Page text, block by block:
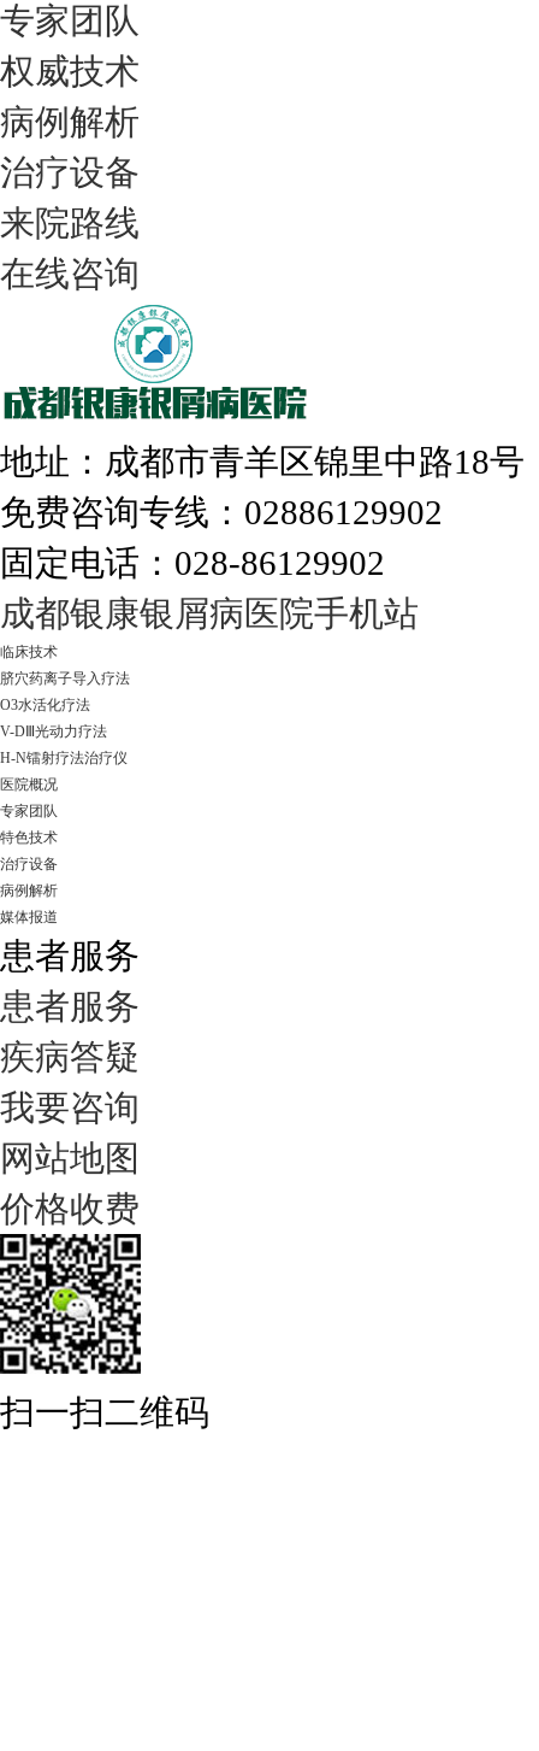
我们只治银屑病，我们在成都坐诊
308nm激光：银屑病治疗更高效
走进成都：满足您的治愈需求
专家团队
权威技术
病例解析
治疗设备
来院路线
在线咨询
地址：成都市青羊区锦里中路18
免费咨询专线：02886129902
固定电话：028-86129902
成都银康银屑病医院手机站
临床技术
脐穴药离子导入疗法
O3水活化疗法
V-DⅢ光动力疗法
H-N镭射疗法治疗仪
医院概况
专家团队
特色技术
治疗设备
病例解析
媒体报道
患者服务
患者服务
疾病答疑
我要咨询
网站地图
价格收费
扫一扫二维码